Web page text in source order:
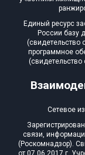
Основная
участники
Единый ресурс
России базу
(свидетельство
программное
Сетевое
связи,